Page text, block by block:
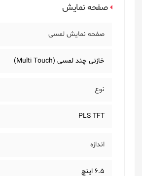
صفحه نمایش
صفحه نمایش لمسی
خازنی چند لمسی (Multi Touch)
نوع
PLS TFT
اندازه
6.5 اینچ